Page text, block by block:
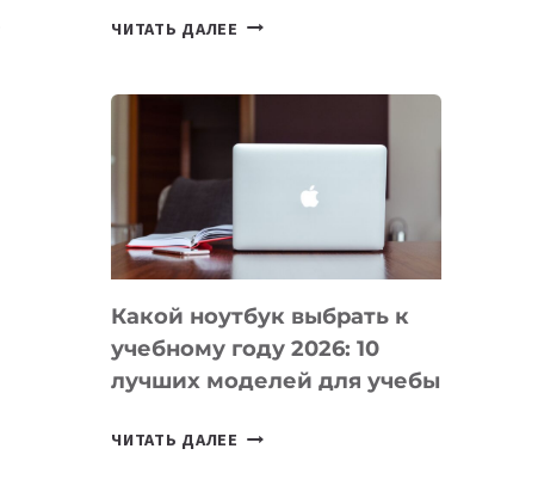
ЧИТАТЬ ДАЛЕЕ
КОТОРЫЕ
СОЗДАВАТЬ
БЕЗ
КОДА
Какой ноутбук выбрать к
учебному году 2026: 10
лучших моделей для учебы
ЧИТАТЬ ДАЛЕЕ КАКОЙ